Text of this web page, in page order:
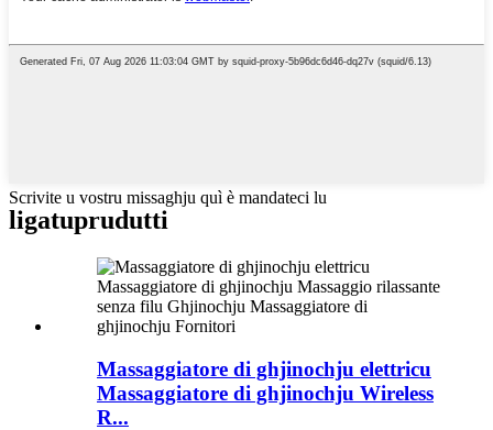
Scrivite u vostru missaghju quì è mandateci lu
ligatuprudutti
Massaggiatore di ghjinochju elettricu
Massaggiatore di ghjinochju Wireless
R...